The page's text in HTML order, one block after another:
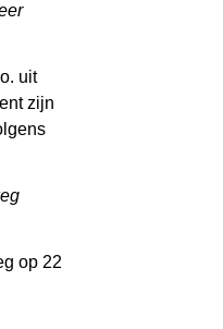
uit
zijn
op 22